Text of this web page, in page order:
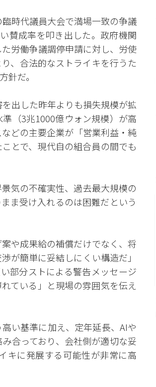
時代議員大会で満場一致の争議
賛成率を叩き出した。政府機関
労働争議調停申請に対し、労使
、合法的なストライキを行うた
針だ。
出した昨年よりも損失規模が拡
（3兆1000億ウォン規模）が高
どの主要企業が「営業利益・純
とで、現代自の組合員の間でも
気の不確実性、過去最大規模の
ま受け入れるのは困難だという
や成果給の補償だけでなく、将
が簡単に妥結しにくい構造だ」
部分ストによる警告メッセージ
ている」と現場の雰囲気を伝え
い基準に加え、定年延長、AIや
合っており、会社側が適切な妥
キに発展する可能性が非常に高